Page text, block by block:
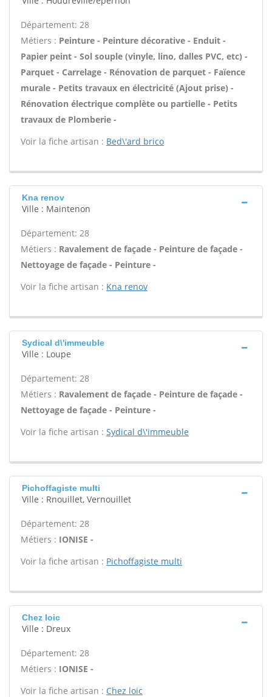
Département: 28
Métiers : Peinture - Peinture décorative - Enduit -
Papier peint - Sol souple (vinyle, lino, dalles PVC, etc) -
Parquet - Carrelage - Rénovation de parquet - Faïence
murale - Petits travaux en électricité (Ajout prise) -
Rénovation électrique complète ou partielle - Petits
travaux de Plomberie -
Voir la fiche artisan : Bed\'ard brico
Kna renov
Ville : Maintenon
Département: 28
Métiers : Ravalement de façade - Peinture de façade -
Nettoyage de façade - Peinture -
Voir la fiche artisan : Kna renov
Sydical d\'immeuble
Ville : Loupe
Département: 28
Métiers : Ravalement de façade - Peinture de façade -
Nettoyage de façade - Peinture -
Voir la fiche artisan : Sydical d\'immeuble
Pichoffagiste multi
Ville : Rnouillet, Vernouillet
Département: 28
Métiers : IONISE -
Voir la fiche artisan : Pichoffagiste multi
Chez loic
Ville : Dreux
Département: 28
Métiers : IONISE -
Voir la fiche artisan : Chez loic